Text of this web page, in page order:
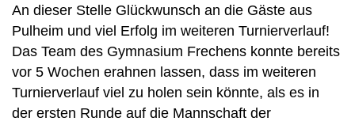
An dieser Stelle Glückwunsch an die Gäste aus
Pulheim und viel Erfolg im weiteren Turnierverlauf!
Das Team des Gymnasium Frechens konnte bereits
vor 5 Wochen erahnen lassen, dass im weiteren
Turnierverlauf viel zu holen sein könnte, als es in
der ersten Runde auf die Mannschaft der